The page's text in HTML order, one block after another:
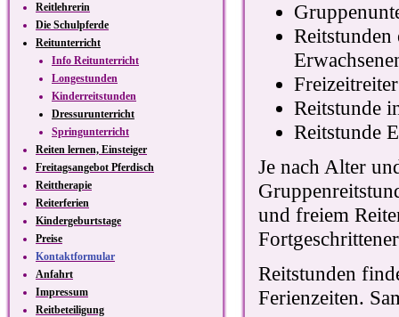
Reitlehrerin
Die Schulpferde
Reitunterricht
Info Reitunterricht
Longestunden
Kinderreitstunden
Dressurunterricht
Springunterricht
Reiten lernen, Einsteiger
Freitagsangebot Pferdisch
Reittherapie
Reiterferien
Kindergeburtstage
Preise
Kontaktformular
Anfahrt
Impressum
Reitbeteiligung
Reitstunde
Reitstunde
Je nach Alter
und freiem
Reitstunden
Ferienzeiten.